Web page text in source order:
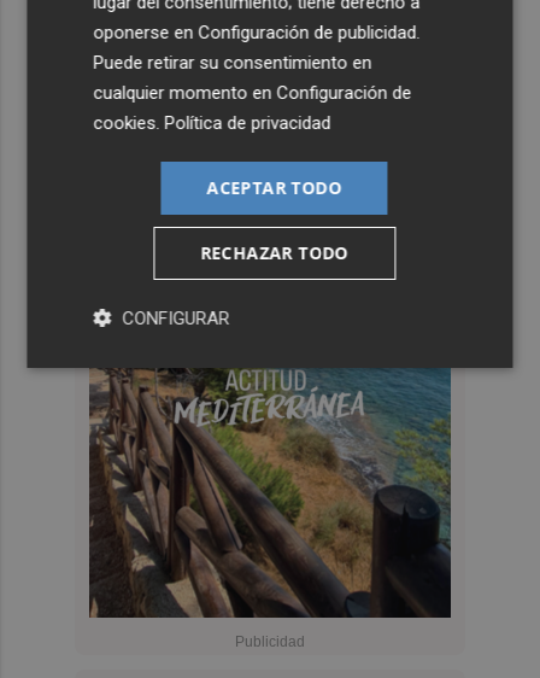
oponerse enConfiguración de publicidad.
Puede retirar su consentimiento en
cualquier momento enConfiguración de
cookies.Política de privacidad
ACEPTAR TODO
RECHAZAR TODO
CONFIGURAR